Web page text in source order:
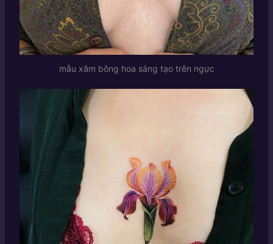
mẫu xăm bông hoa sáng tạo trên ngực